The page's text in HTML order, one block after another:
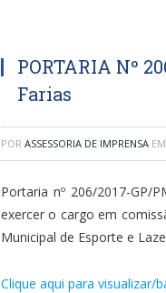
PORTARIA Nº
Farias
POR ASSESSORIA DE IMPRENSA EM
Portaria nº 206/2017-GP/
exercer o cargo em
Municipal de Esporte e
Clique aqui para visualizar/